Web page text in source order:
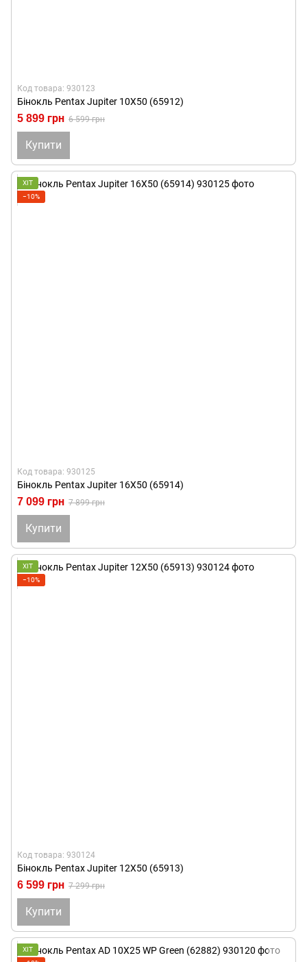
Код товара: 930123
Бінокль Pentax Jupiter 10X50 (65912)
5 899 грн 6 599 грн
Купити
ХІТ
−10%
Код товара: 930125
Бінокль Pentax Jupiter 16X50 (65914)
7 099 грн 7 899 грн
Купити
ХІТ
−10%
Код товара: 930124
Бінокль Pentax Jupiter 12X50 (65913)
6 599 грн 7 299 грн
Купити
ХІТ